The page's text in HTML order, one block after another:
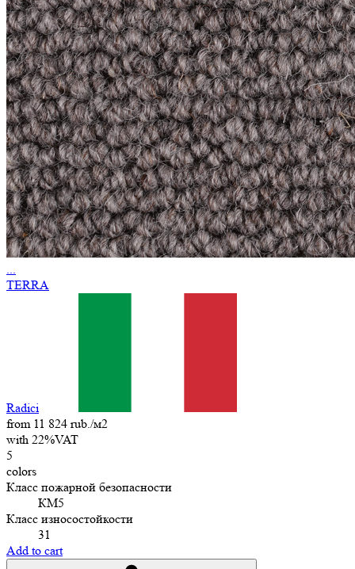
...
TERRA
Radici
from 11 824 rub./м2
with 22%VAT
5
colors
Класс пожарной безопасности
КМ5
Класс износостойкости
31
Add to cart